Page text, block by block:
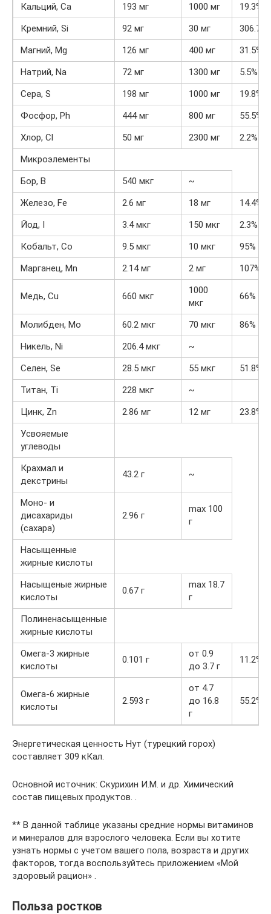
Кальций, Ca
193 мг 1000 мг
19.3%
Кремний, Si
92 мг 30 мг
306.7%
Магний, Mg
126 мг 400 мг
31.5%
Натрий, Na
72 мг 1300 мг
5.5%
Сера, S
198 мг 1000 мг
19.8%
Фосфор, Ph
444 мг 800 мг
55.5%
Хлор, Cl
50 мг 2300 мг
2.2%
Микроэлементы
Бор, B
540 мкг
~
Железо, Fe
2.6 мг 18 мг
14.4%
Йод, I
3.4 мкг 150 мкг
2.3%
Кобальт, Co
9.5 мкг 10 мкг
95%
Марганец, Mn
2.14 мг 2 мг 107%
Медь, Cu 660 мкг
1000
мкг
66%
Молибден, Mo 60.2 мкг 70 мкг
86%
Никель, Ni
206.4 мкг
~
Селен, Se
28.5 мкг 55 мкг
51.8%
Титан, Ti
228 мкг
~
Цинк, Zn
2.86 мг 12 мг
23.8%
Усвояемые
углеводы
Крахмал и
декстрины
43.2 г ~
Моно- и
дисахариды
(сахара)
2.96 г
max 100
г
Насыщенные
жирные кислоты
Насыщеные жирные
кислоты
0.67 г
max 18.7
г
Полиненасыщенные
жирные кислоты
Омега-3 жирные
кислоты
0.101 г
от 0.9
до 3.7 г
11.2%
Омега-6 жирные
кислоты
2.593 г
от 4.7
до 16.8
г
55.2%
Энергетическая ценность Нут (турецкий горох)
составляет 309 кКал.
Основной источник: Скурихин И.М. и др. Химический
состав пищевых продуктов. .
** В данной таблице указаны средние нормы витаминов
и минералов для взрослого человека. Если вы хотите
узнать нормы с учетом вашего пола, возраста и других
факторов, тогда воспользуйтесь приложением «Мой
здоровый рацион» .
Польза ростков